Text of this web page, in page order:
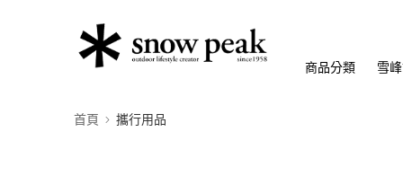
商品分類 雪
首頁 攜行用品